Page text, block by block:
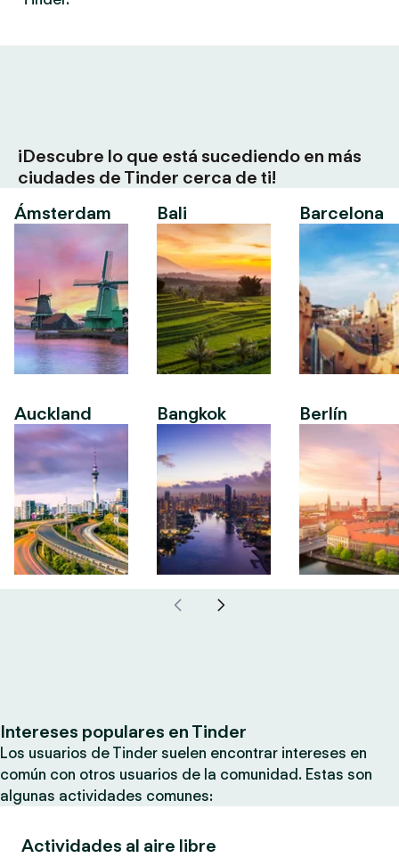
¡Descubre lo que está sucediendo en más
ciudades de Tinder cerca de ti!
Ámsterdam
Auckland
Bali
Bangkok
Barcelona
Berlín
Intereses populares en Tinder
Los usuarios de Tinder suelen encontrar intereses en
común con otros usuarios de la comunidad. Estas son
algunas actividades comunes:
Actividades al aire libre